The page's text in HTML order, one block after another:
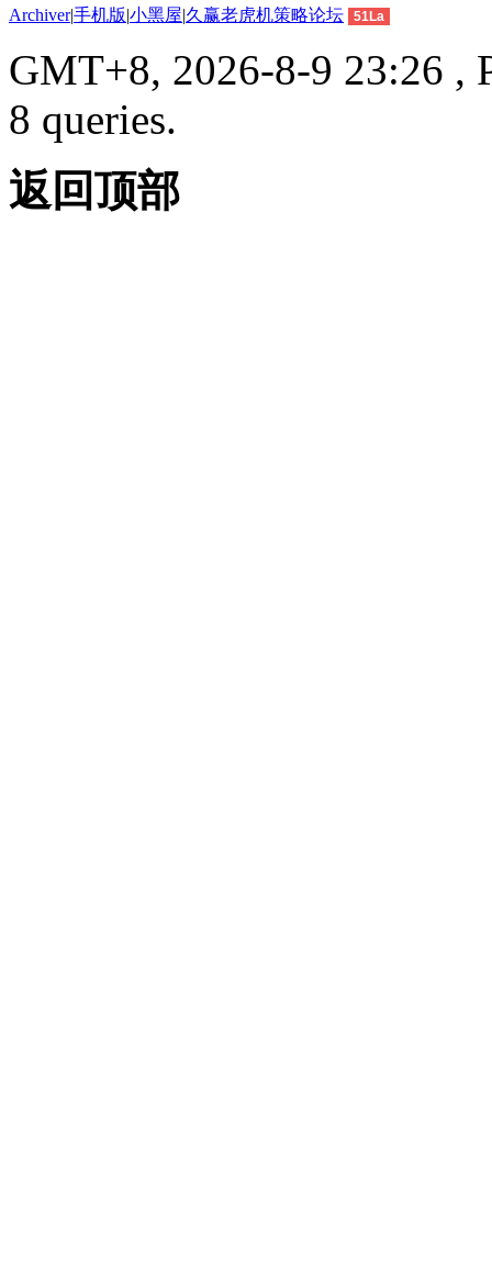
Archiver|手机版|小黑屋|久赢老虎机策略论坛 51La
GMT+8, 2026-8-9 23:26 ,
8 queries.
返回顶部